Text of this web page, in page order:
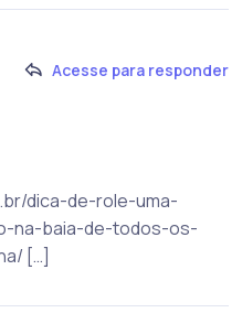
Acesse para responder
dica-de-role-uma-
na-baia-de-todos-os-
[…]